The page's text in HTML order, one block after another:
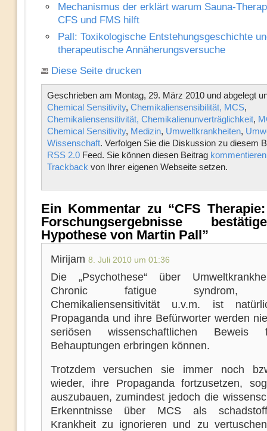
Mechanismus der erklärt warum Sauna-
CFS und FMS hilft
Pall: Toxikologische Entstehungsgeschichte
therapeutische Annäherungsversuche
Diese Seite drucken
Geschrieben am Montag, 29. März 2010 und abgelegt
Chemical Sensitivity, Chemikaliensensibilität, MCS,
Chemikaliensensitivität, Chemikalienunverträglichkeit,
Chemical Sensitivity, Medizin, Umweltkrankheiten,
Wissenschaft. Verfolgen Sie die Diskussion zu diesem
RSS 2.0Feed. Sie können diesen Beitrag kommentieren
Trackback von Ihrer eigenen Webseite setzen.
Ein Kommentar zu “CFS
Forschungsergebnisse
Hypothese von Martin Pall”
Mirijam 8. Juli 2010 um 01:36
Die „Psychothese“ über
Chronic fatigue syndrom,
Chemikaliensensitivität u.v.m. ist
Propaganda und ihre Befürworter werden
seriösen wissenschaftlichen
Behauptungen erbringen können.
Trotzdem versuchen sie immer noch
wieder, ihre Propaganda fortzusetzen,
auszubauen, zumindest jedoch die
Erkenntnisse über MCS als
Krankheit zu ignorieren und zu